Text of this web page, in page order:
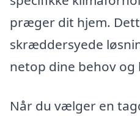
præger dit hjem.
skræddersyede
netop dine behov og
Når du vælger en